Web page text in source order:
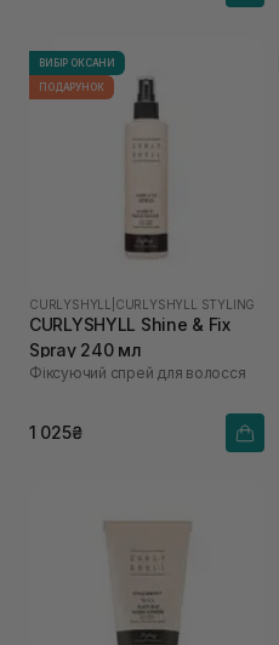
ВИБІР ОКСАНИ
ПОДАРУНОК
CURLYSHYLL CURLYSHYLL STYLING
CURLYSHYLL Shine & Fix
Spray 240 мл
Фіксуючий спрей для волосся
1 025₴